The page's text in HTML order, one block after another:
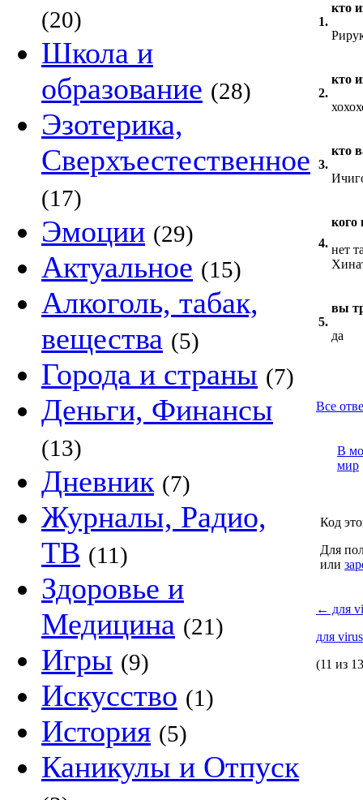
(20)
Школа и
образование (28)
Эзотерика,
Сверхъестественное
(17)
Эмоции (29)
Актуальное (15)
Алкоголь, табак,
вещества (5)
Города и страны (7)
Деньги, Финансы
(13)
Дневник (7)
Журналы, Радио,
ТВ (11)
Здоровье и
Медицина (21)
Игры (9)
Искусство (1)
История (5)
Каникулы и Отпуск
1.
кто
2.
кто
3.
кто
4.
кого
нет
5.
вы
да
Все
В
мир
Код
Для
или
← для
для
(11 из